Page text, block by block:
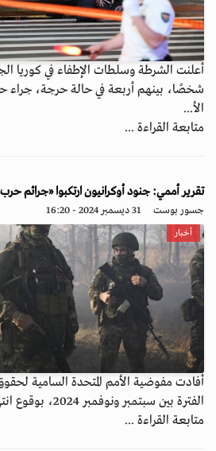
شخصًا، بينهم أربعة في حالة حرجة،
الأ...
متابعة القراءة ...
تقرير أممي: جنود أوكرانيون ارتكبوا «جرائم
جسور بوست 31 ديسمبر 2024 - 16:20
أخبار
أفادت مفوضية الأمم المتحدة السامية
الفترة بين سبتمبر ونوفمبر 2024، بوقوع انتهاكات للقانون ا...
متابعة القراءة ...